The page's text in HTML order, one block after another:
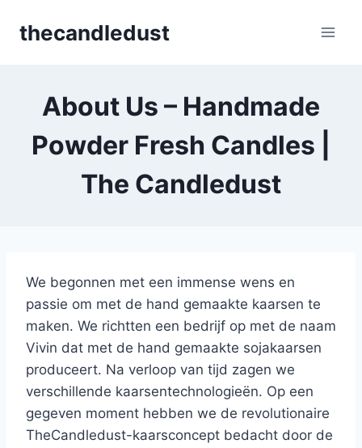
thecandledust
About Us – Handmade
Powder Fresh Candles |
The Candledust
We begonnen met een immense wens en
passie om met de hand gemaakte kaarsen te
maken. We richtten een bedrijf op met de naam
Vivin dat met de hand gemaakte sojakaarsen
produceert. Na verloop van tijd zagen we
verschillende kaarsentechnologieën. Op een
gegeven moment hebben we de revolutionaire
TheCandledust-kaarsconcept bedacht door de